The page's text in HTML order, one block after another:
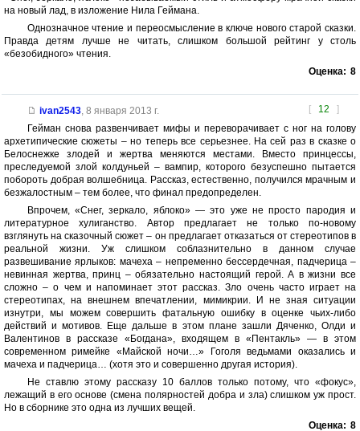
на новый лад, в изложение Нила Геймана.
Однозначное чтение и переосмысление в ключе нового старой сказки.
Правда детям лучше не читать, слишком большой рейтинг у столь
«безобидного» чтения.
Оценка: 8
[ 12 ]
ivan2543, 8 января 2013 г.
Гейман снова развенчивает мифы и переворачивает с ног на голову
архетипические сюжеты – но теперь все серьезнее. На сей раз в сказке о
Белоснежке злодей и жертва меняются местами. Вместо принцессы,
преследуемой злой колдуньей – вампир, которого безуспешно пытается
побороть добрая волшебница. Рассказ, естественно, получился мрачным и
безжалостным – тем более, что финал предопределен.
Впрочем, «Снег, зеркало, яблоко» — это уже не просто пародия и
литературное хулиганство. Автор предлагает не только по-новому
взглянуть на сказочный сюжет – он предлагает отказаться от стереотипов в
реальной жизни. Уж слишком соблазнительно в данном случае
развешивание ярлыков: мачеха – непременно бессердечная, падчерица –
невинная жертва, принц – обязательно настоящий герой. А в жизни все
сложно – о чем и напоминает этот рассказ. Зло очень часто играет на
стереотипах, на внешнем впечатлении, мимикрии. И не зная ситуации
изнутри, мы можем совершить фатальную ошибку в оценке чьих-либо
действий и мотивов. Еще дальше в этом плане зашли Дяченко, Олди и
Валентинов в рассказе «Богдана», входящем в «Пентакль» — в этом
современном римейке «Майской ночи…» Гоголя ведьмами оказались и
мачеха и падчерица… (хотя это и совершенно другая история).
Не ставлю этому рассказу 10 баллов только потому, что «фокус»,
лежащий в его основе (смена полярностей добра и зла) слишком уж прост.
Но в сборнике это одна из лучших вещей.
Оценка: 8